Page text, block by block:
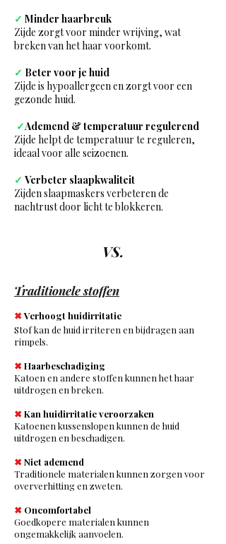
✓ Minder haarbreuk
Zijde zorgt voor minder wrijving, wat
breken van het haar voorkomt.
✓ Beter voor je huid
Zijde is hypoallergeen en zorgt voor een
gezonde huid.
✓Ademend & temperatuur regulerend
Zijde helpt de temperatuur te reguleren,
ideaal voor alle seizoenen.
✓ Verbeter slaapkwaliteit
Zijden slaapmaskers verbeteren de
nachtrust door licht te blokkeren.
VS.
Traditionele stoffen
✖Verhoogt huidirritatie
Stof kan de huid irriteren en bijdragen aan
rimpels.
✖Haarbeschadiging
Katoen en andere stoffen kunnen het haar
uitdrogen en breken.
✖Kan huidirritatie veroorzaken
Katoenen kussenslopen kunnen de huid
uitdrogen en beschadigen.
✖Niet ademend
Traditionele materialen kunnen zorgen voor
oververhitting en zweten.
✖ Oncomfortabel
Goedkopere materialen kunnen
ongemakkelijk aanvoelen.